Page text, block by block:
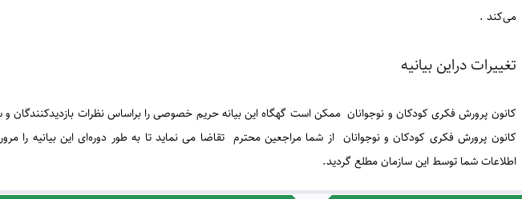
می‌کند .
تغییرات دراین بیانیه
کانون پرورش فکری کودکان و نوجوانان ممکن است گهگاه این بیانه حریم خصوصی را براساس نظرات بازدیدکنندگان و
کانون پرورش فکری کودکان و نوجوانان از شما مراجعین محترم تقاضا می نماید تا به طور دوره‌ای این بیانیه را
اطلاعات شما توسط این سازمان مطلع گردید.